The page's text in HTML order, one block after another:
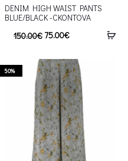
DENIM HIGH WAIST PANTS
BLUE/BLACK -CKONTOVA
150.00€ 75.00€
50%